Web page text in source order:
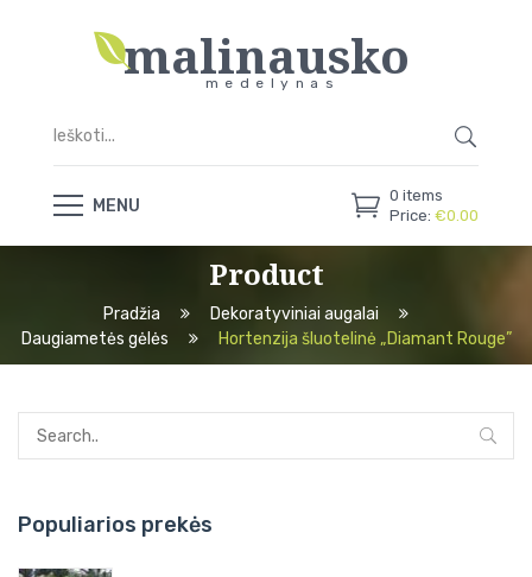
malinausko
medelynas
0 items
Price: €0.00
MENU
Product
Pradžia
Dekoratyviniai augalai
Daugiametės gėlės
Hortenzija šluotelinė „Diamant Rouge”
Populiarios prekės